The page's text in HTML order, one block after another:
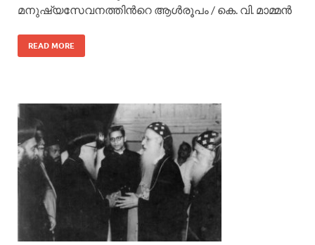
മനുഷ്യസേവനത്തിന്‍റെ ആള്‍രൂപം / കെ. വി. മാമ്മന്‍
READ MORE